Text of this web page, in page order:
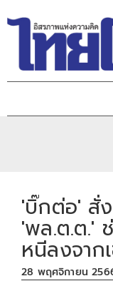
'บิ๊กต่อ' สั่
'พล.ต.ต.'
หนีลงจาก
28 พฤศจิกายน